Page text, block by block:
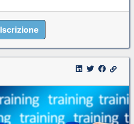
Iscrizione